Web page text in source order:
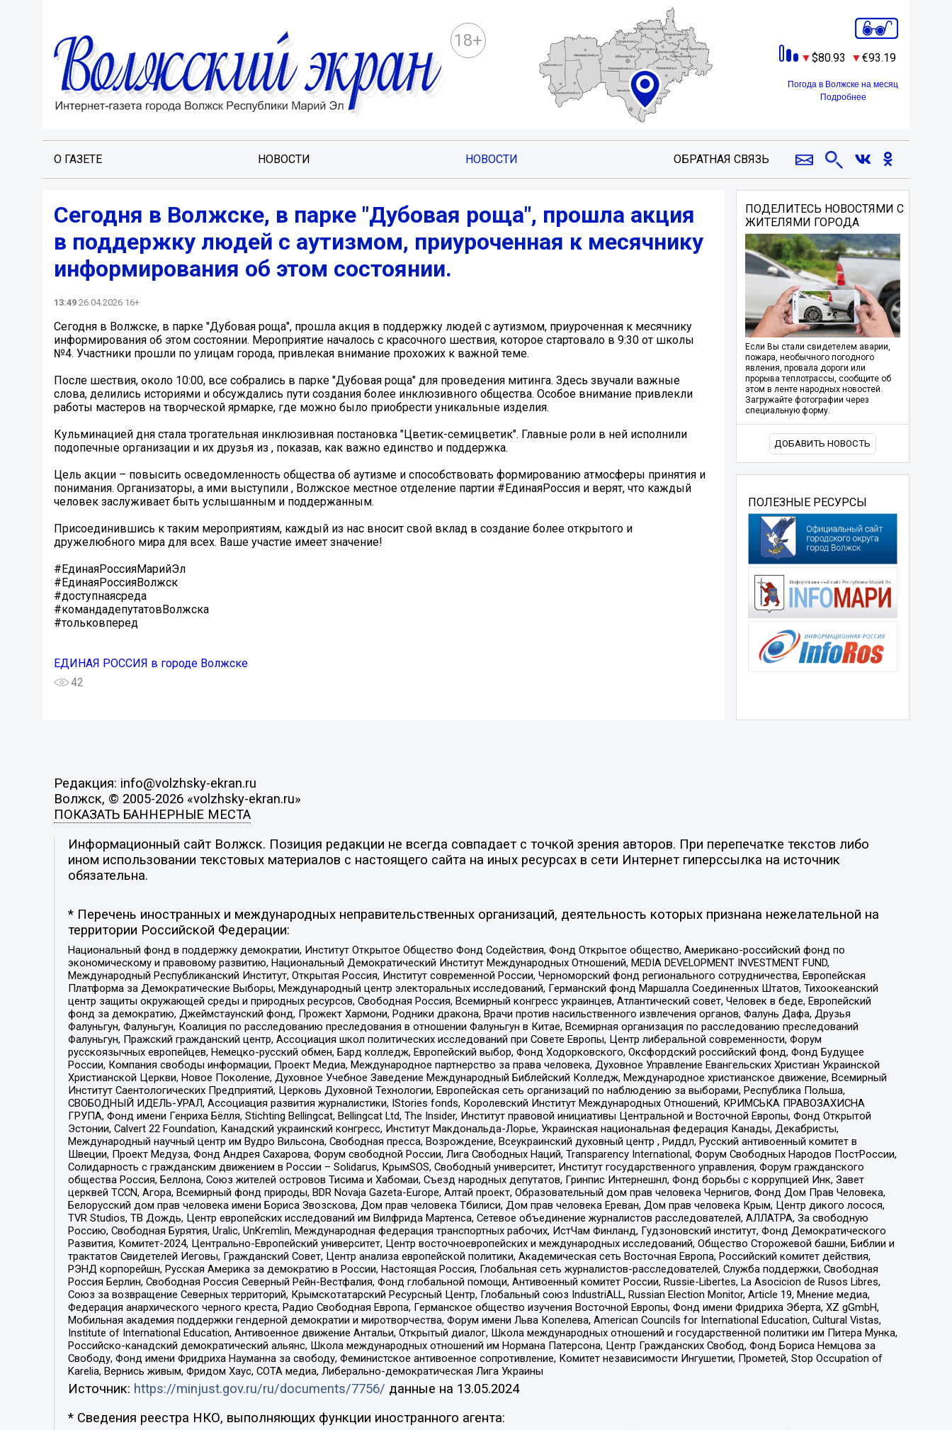
18+
80.93 93.19
Погода в Волжске на месяц
Подробнее
О ГАЗЕТЕ НОВОСТИ НОВОСТИ ОБРАТНАЯ СВЯЗЬ
Сегодня в Волжске, в парке "Дубовая роща", прошла акция
в поддержку людей с аутизмом, приуроченная к месячнику
информирования об этом состоянии.
13:49 26.04.2026 16+
Сегодня в Волжске, в парке "Дубовая роща", прошла акция в поддержку людей с аутизмом, приуроченная к месячнику
информирования об этом состоянии. Мероприятие началось с красочного шествия, которое стартовало в 9:30 от школы
№4. Участники прошли по улицам города, привлекая внимание прохожих к важной теме.
После шествия, около 10:00, все собрались в парке "Дубовая роща" для проведения митинга. Здесь звучали важные
слова, делились историями и обсуждались пути создания более инклюзивного общества. Особое внимание привлекли
работы мастеров на творческой ярмарке, где можно было приобрести уникальные изделия.
Кульминацией дня стала трогательная инклюзивная постановка "Цветик-семицветик". Главные роли в ней исполнили
подопечные организации и их друзья из , показав, как важно единство и поддержка.
Цель акции – повысить осведомленность общества об аутизме и способствовать формированию атмосферы принятия и
понимания. Организаторы, а ими выступили , Волжское местное отделение партии #ЕдинаяРоссия и верят, что каждый
человек заслуживает быть услышанным и поддержанным.
Присоединившись к таким мероприятиям, каждый из нас вносит свой вклад в создание более открытого и
дружелюбного мира для всех. Ваше участие имеет значение!
#ЕдинаяРоссияМарийЭл
#ЕдинаяРоссияВолжск
#доступнаясреда
#командадепутатовВолжска
#тольковперед
ЕДИНАЯ РОССИЯ в городе Волжске
42
ПОДЕЛИТЕСЬ НОВОСТЯМИ С
ЖИТЕЛЯМИ ГОРОДА
Если Вы стали свидетелем аварии,
пожара, необычного погодного
явления, провала дороги или
прорыва теплотрассы, сообщите об
этом в ленте народных новостей.
Загружайте фотографии через
специальную форму.
ДОБАВИТЬ НОВОСТЬ
ПОЛЕЗНЫЕ РЕСУРСЫ
Редакция: info@volzhsky-ekran.ru
Волжск, © 2005-2026 «volzhsky-ekran.ru»
ПОКАЗАТЬ БАННЕРНЫЕ МЕСТА
Информационный сайт Волжск. Позиция редакции не всегда совпадает с точкой зрения авторов. При перепечатке текстов либо
ином использовании текстовых материалов с настоящего сайта на иных ресурсах в сети Интернет гиперссылка на источник
обязательна.
* Перечень иностранных и международных неправительственных организаций, деятельность которых признана нежелательной на
территории Российской Федерации:
Национальный фонд в поддержку демократии, Институт Открытое Общество Фонд Содействия, Фонд Открытое общество, Американо-российский фонд по
экономическому и правовому развитию, Национальный Демократический Институт Международных Отношений, MEDIA DEVELOPMENT INVESTMENT FUND,
Международный Республиканский Институт, Открытая Россия, Институт современной России, Черноморский фонд регионального сотрудничества, Европейская
Платформа за Демократические Выборы, Международный центр электоральных исследований, Германский фонд Маршалла Соединенных Штатов, Тихоокеанский
центр защиты окружающей среды и природных ресурсов, Свободная Россия, Всемирный конгресс украинцев, Атлантический совет, Человек в беде, Европейский
фонд за демократию, Джеймстаунский фонд, Прожект Хармони, Родники дракона, Врачи против насильственного извлечения органов, Фалунь Дафа, Друзья
Фалуньгун, Фалуньгун, Коалиция по расследованию преследования в отношении Фалуньгун в Китае, Всемирная организация по расследованию преследований
Фалуньгун, Пражский гражданский центр, Ассоциация школ политических исследований при Совете Европы, Центр либеральной современности, Форум
русскоязычных европейцев, Немецко-русский обмен, Бард колледж, Европейский выбор, Фонд Ходорковского, Оксфордский российский фонд, Фонд Будущее
России, Компания свободы информации, Проект Медиа, Международное партнерство за права человека, Духовное Управление Евангельских Христиан Украинской
Христианской Церкви, Новое Поколение, Духовное Учебное Заведение Международный Библейский Колледж, Международное христианское движение, Всемирный
Институт Саентологических Предприятий, Церковь Духовной Технологии, Европейская сеть организаций по наблюдению за выборами, Республика Польша,
СВОБОДНЫЙ ИДЕЛЬ-УРАЛ, Ассоциация развития журналистики, IStories fonds, Королевский Институт Международных Отношений, КРИМСЬКА ПРАВОЗАХИСНА
ГРУПА, Фонд имени Генриха Бёлля, Stichting Bellingcat, Bellingcat Ltd, The Insider, Институт правовой инициативы Центральной и Восточной Европы, Фонд Открытой
Эстонии, Calvert 22 Foundation, Канадский украинский конгресс, Институт Макдональда-Лорье, Украинская национальная федерация Канады, Декабристы,
Международный научный центр им Вудро Вильсона, Свободная пресса, Возрождение, Всеукраинский духовный центр , Риддл, Русский антивоенный комитет в
Швеции, Проект Медуза, Фонд Андрея Сахарова, Форум свободной России, Лига Свободных Наций, Transparеncy International, Форум Свободных Народов ПостРоссии,
Солидарность с гражданским движением в России – Solidarus, КрымSOS, Свободный университет, Институт государственного управления, Форум гражданского
общества Россия, Беллона, Союз жителей островов Тисима и Хабомаи, Съезд народных депутатов, Гринпис Интернешнл, Фонд борьбы с коррупцией Инк, Завет
церквей TCCN, Агора, Всемирный фонд природы, BDR Novaja Gazeta-Europe, Алтай проект, Образовательный дом прав человека Чернигов, Фонд Дом Прав Человека,
Белорусский дом прав человека имени Бориса Звозскова, Дом прав человека Тбилиси, Дом прав человека Ереван, Дом прав человека Крым, Центр дикого лосося,
TVR Studios, ТВ Дождь, Центр европейских исследований им Вилфрида Мартенса, Сетевое объединение журналистов расследователей, АЛЛАТРА, За свободную
Россию, Свободная Бурятия, Uralic, UnKremlin, Международная федерация транспортных рабочих, ИстЧам Финланд, Гудзоновский институт, Фонд Демократического
Развития, Комитет-2024, Центрально-Европейский университет, Центр восточноевропейских и международных исследований, Общество Сторожевой башни, Библии и
трактатов Свидетелей Иеговы, Гражданский Совет, Центр анализа европейской политики, Академическая сеть Восточная Европа, Российский комитет действия,
РЭНД корпорейшн, Русская Америка за демократию в России, Настоящая Россия, Глобальная сеть журналистов-расследователей, Служба поддержки, Свободная
Россия Берлин, Свободная Россия Северный Рейн-Вестфалия, Фонд глобальной помощи, Антивоенный комитет России, Russie-Libertes, La Asocicion de Rusos Libres,
Союз за возвращение Северных территорий, Крымскотатарский Ресурсный Центр, Глобальный союз IndustriALL, Russian Election Monitor, Article 19, Мнение медиа,
Федерация анархического черного креста, Радио Свободная Европа, Германское общество изучения Восточной Европы, Фонд имени Фридриха Эберта, XZ gGmbH,
Мобильная академия поддержки гендерной демократии и миротворчества, Форум имени Льва Копелева, American Councils for International Education, Cultural Vistas,
Institute of International Education, Антивоенное движение Антальи, Открытый диалог, Школа международных отношений и государственной политики им Питера Мунка,
Российско-канадский демократический альянс, Школа международных отношений им Нормана Патерсона, Центр Гражданских Свобод, Фонд Бориса Немцова за
Свободу, Фонд имени Фридриха Науманна за свободу, Феминистское антивоенное сопротивление, Комитет независимости Ингушетии, Прометей, Stop Occupation of
Karelia, Вернись живым, Фридом Хаус, СОТА медиа, Либерально-демократическая Лига Украины
Источник: https://minjust.gov.ru/ru/documents/7756/ данные на 13.05.2024
* Сведения реестра НКО, выполняющих функции иностранного агента: